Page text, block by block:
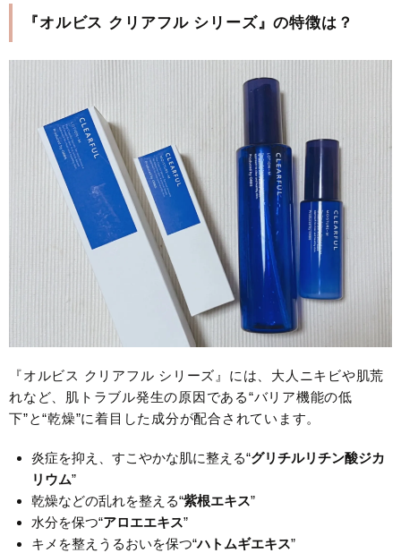
『オルビス クリアフル シリーズ』の特徴は？
『オルビス クリアフル シリーズ』には、大人ニキビや肌荒
れなど、肌トラブル発生の原因である“バリア機能の低
下”と“乾燥”に着目した成分が配合されています。
炎症を抑え、すこやかな肌に整える“グリチルリチン酸ジカ
リウム”
乾燥などの乱れを整える“紫根エキス”
水分を保つ“アロエエキス”
キメを整えうるおいを保つ“ハトムギエキス”